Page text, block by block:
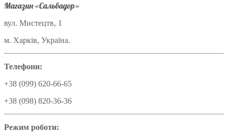
Магазин «Сальвадор»
вул. Мистецтв, 1
м. Харків, Україна.
Телефони:
+38 (099) 620-66-65
+38 (098) 820-36-36
Режим роботи: